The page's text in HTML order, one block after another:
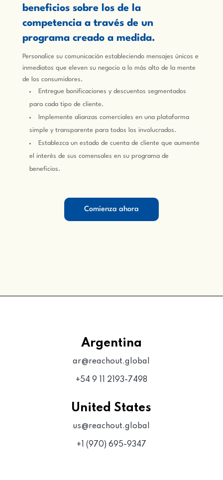
beneficios sobre los de la
competencia a través de un
programa creado a medida.
Personalice su comunicación estableciendo mensajes únicos e
inmediatos que eleven su negocio a lo más alto de la mente
de los consumidores.
Entregue bonificaciones y descuentos segmentados
para cada tipo de cliente.
Implemente alianzas comerciales en una plataforma
simple y transparente para todos los involucrados.
Establezca un estado de cuenta de cliente que aumente
el interés de sus comensales en su programa de
beneficios.
Comienza ahora
Argentina
ar@reachout.global
+54 9 11 2193-7498
United States
us@reachout.global
+1 (970) 695-9347